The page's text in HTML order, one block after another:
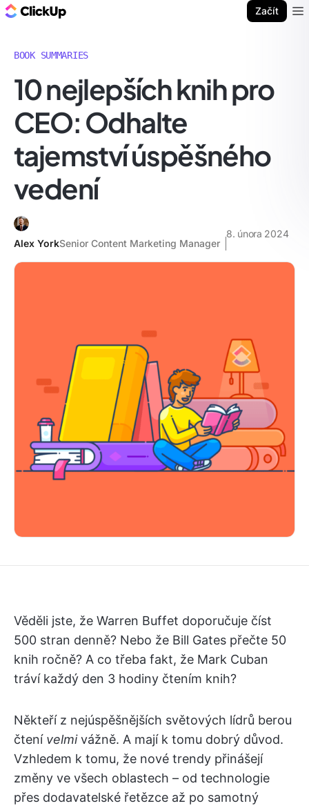
Začít
BOOK SUMMARIES
10 nejlepších knih pro
CEO: Odhalte
tajemství úspěšného
vedení
Alex YorkSenior Content Marketing Manager
8. února 2024
Věděli jste, že Warren Buffet doporučuje číst
500 stran denně? Nebo že Bill Gates přečte 50
knih ročně? A co třeba fakt, že Mark Cuban
tráví každý den 3 hodiny čtením knih?
Někteří z nejúspěšnějších světových lídrů berou
čtení velmivážně. A mají k tomu dobrý důvod.
Vzhledem k tomu, že nové trendy přinášejí
změny ve všech oblastech – od technologie
přes dodavatelské řetězce až po samotný